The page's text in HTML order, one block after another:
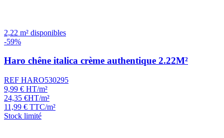
2,22 m² disponibles
-59%
Haro chêne italica crème authentique 2.22M²
REF HARO530295
9,99 € HT/m²
24,35 €HT/m²
11,99 € TTC/m²
Stock limité